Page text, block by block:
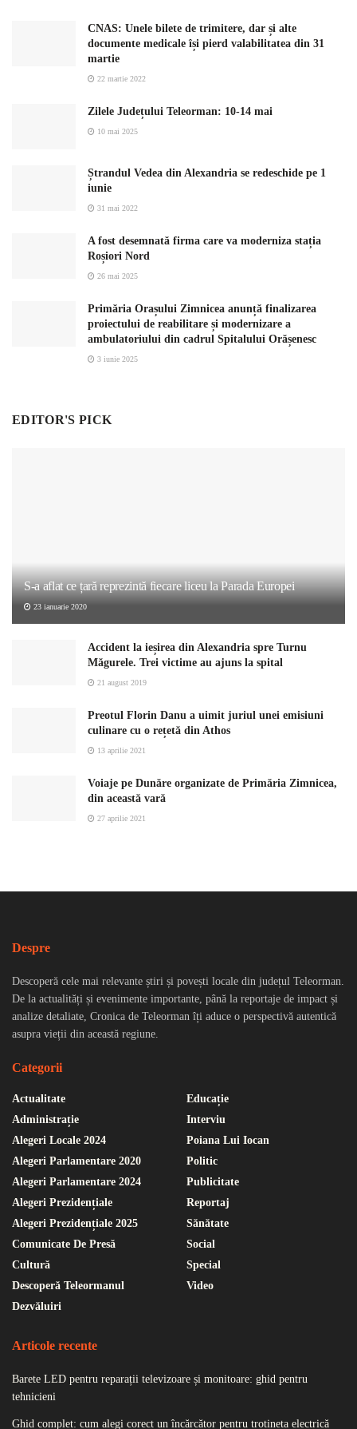
CNAS: Unele bilete de trimitere, dar și alte
documente medicale își pierd valabilitatea din 31
martie
22 martie 2022
Zilele Județului Teleorman: 10-14 mai
10 mai 2025
Ștrandul Vedea din Alexandria se redeschide pe 1
iunie
31 mai 2022
A fost desemnată firma care va moderniza stația
Roșiori Nord
26 mai 2025
Primăria Orașului Zimnicea anunță finalizarea
proiectului de reabilitare și modernizare a
ambulatoriului din cadrul Spitalului Orășenesc
3 iunie 2025
EDITOR'S PICK
S-a aflat ce țară reprezintă fiecare liceu la Parada Europei
23 ianuarie 2020
Accident la ieșirea din Alexandria spre Turnu
Măgurele. Trei victime au ajuns la spital
21 august 2019
Preotul Florin Danu a uimit juriul unei emisiuni
culinare cu o rețetă din Athos
13 aprilie 2021
Voiaje pe Dunăre organizate de Primăria Zimnicea,
din această vară
27 aprilie 2021
Despre
Descoperă cele mai relevante știri și povești locale din județul Teleorman.
De la actualități și evenimente importante, până la reportaje de impact și
analize detaliate, Cronica de Teleorman îți aduce o perspectivă autentică
asupra vieții din această regiune.
Categorii
Actualitate
Administrație
Alegeri Locale 2024
Alegeri Parlamentare 2020
Alegeri Parlamentare 2024
Alegeri Prezidențiale
Alegeri Prezidențiale 2025
Comunicate De Presă
Cultură
Descoperă Teleormanul
Dezvăluiri
Educație
Interviu
Poiana Lui Iocan
Politic
Publicitate
Reportaj
Sănătate
Social
Special
Video
Articole recente
Barete LED pentru reparații televizoare și monitoare: ghid pentru
tehnicieni
Ghid complet: cum alegi corect un încărcător pentru trotineta electrică